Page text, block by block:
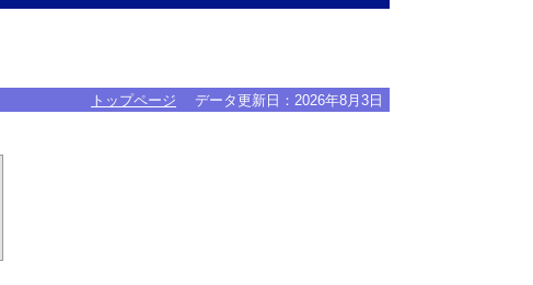
トップページ データ更新日： 2026年8月3日